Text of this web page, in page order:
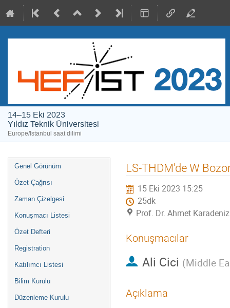
14–15 Eki 2023
Yıldız Teknik Üniversitesi
Europe/Istanbul saat dilimi
Event
menu
Genel Görünüm
Özet Çağrısı
Zaman Çizelgesi
Konuşmacı Listesi
Özet Defteri
Registration
Katılımcı Listesi
Bilim Kurulu
Düzenleme Kurulu
LS-THDM'de W
15 Eki 2023 15:25
25dk
Prof. Dr. Ahmet
Konuşmacılar
Ali Cici (Middle
Açıklama